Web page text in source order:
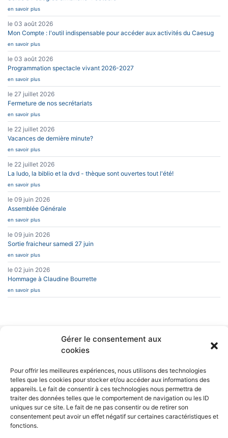
Gérer le consentement aux
cookies
Pour offrir les meilleures expériences, nous utilisons des technologies
telles que les cookies pour stocker et/ou accéder aux informations des
appareils. Le fait de consentir à ces technologies nous permettra de
traiter des données telles que le comportement de navigation ou les ID
uniques sur ce site. Le fait de ne pas consentir ou de retirer son
consentement peut avoir un effet négatif sur certaines caractéristiques et
fonctions.
en savoir plus
le 03 août 2026
Mon Compte : l'outil indispensable pour accéder aux activités du Caesug
en savoir plus
le 03 août 2026
Programmation spectacle vivant 2026-2027
en savoir plus
le 27 juillet 2026
Fermeture de nos secrétariats
en savoir plus
le 22 juillet 2026
Vacances de dernière minute?
en savoir plus
le 22 juillet 2026
La ludo, la biblio et la dvd - thèque sont ouvertes tout l'été!
en savoir plus
le 09 juin 2026
Assemblée Générale
en savoir plus
le 09 juin 2026
Sortie fraicheur samedi 27 juin
en savoir plus
le 02 juin 2026
Hommage à Claudine Bourrette
en savoir plus
CAESUG
Siège Social :
25 avenue des
Martyrs
38042 Grenoble
Cedex 9
nous écrire
EN SAVOIR PLUS
L’ASSOCIATION
NEWSLETTERS